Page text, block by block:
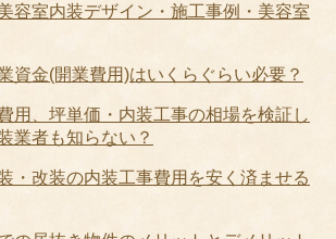
容室内装デザイン・施工事例・美容室
資金(開業費用)はいくらぐらい必要？
用、坪単価・内装工事の相場を検証し
業者も知らない？
・改装の内装工事費用を安く済ませる